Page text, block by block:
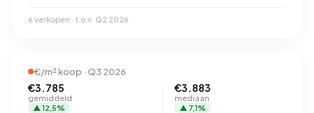
6 verkopen · t.o.v. Q2 2026
€/m² koop · Q3 2026
€3.785
gemiddeld
▲ 12,5%
€3.883
mediaan
▲ 7,1%